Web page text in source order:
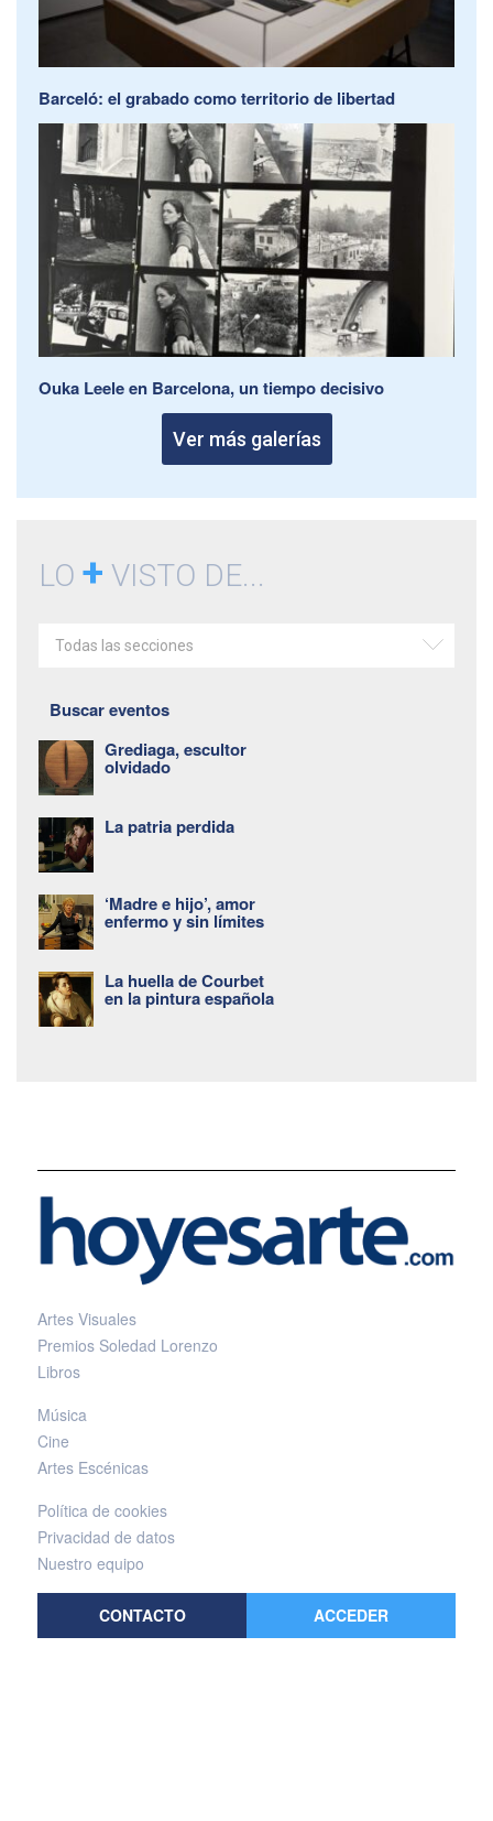
Barceló: el grabado como territorio de libertad
Ouka Leele en Barcelona, un tiempo decisivo
Ver más galerías
LO + VISTO DE...
Todas las secciones
Buscar eventos
Grediaga, escultor
olvidado
La patria perdida
‘Madre e hijo’, amor
enfermo y sin límites
La huella de Courbet
en la pintura española
Artes Visuales
Premios Soledad Lorenzo
Libros
Música
Cine
Artes Escénicas
Política de cookies
Privacidad de datos
Nuestro equipo
CONTACTO ACCEDER